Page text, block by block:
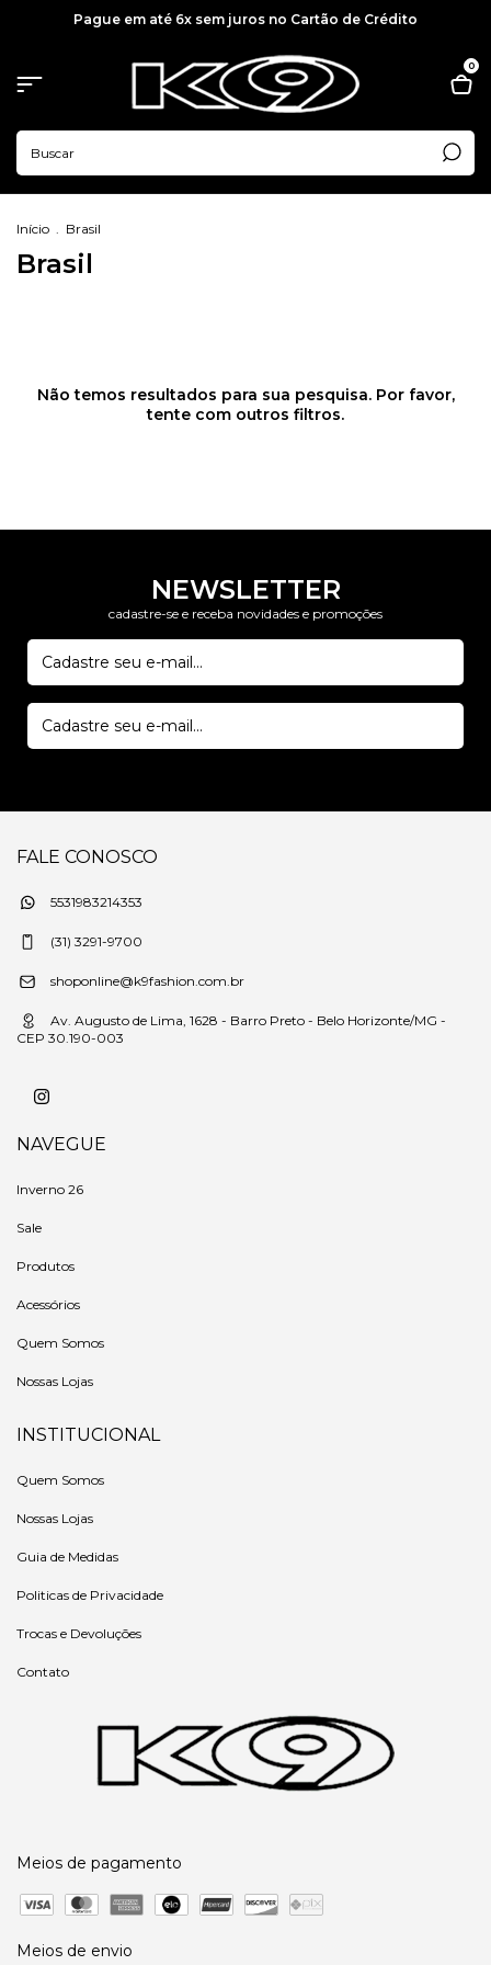
Pague em até 6x sem juros no Cartão de Crédito
0
Início . Brasil
Brasil
Não temos resultados para sua pesquisa. Por favor,
tente com outros filtros.
NEWSLETTER
cadastre-se e receba novidades e promoções
FALE CONOSCO
5531983214353
(31) 3291-9700
shoponline@k9fashion.com.br
Av. Augusto de Lima, 1628 - Barro Preto - Belo Horizonte/MG -
CEP 30.190-003
NAVEGUE
Inverno 26
Sale
Produtos
Acessórios
Quem Somos
Nossas Lojas
INSTITUCIONAL
Quem Somos
Nossas Lojas
Guia de Medidas
Politicas de Privacidade
Trocas e Devoluções
Contato
Meios de pagamento
Meios de envio